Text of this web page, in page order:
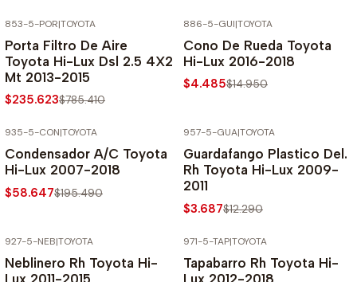
853-5-POR|TOYOTA
Porta Filtro De Aire
Toyota Hi-Lux Dsl 2.5 4X2
Mt 2013-2015
$235.623$785.410
886-5-GUI|TOYOTA
Cono De Rueda Toyota
Hi-Lux 2016-2018
$4.485$14.950
935-5-CON|TOYOTA
Condensador A/C Toyota
Hi-Lux 2007-2018
$58.647$195.490
957-5-GUA|TOYOTA
Guardafango Plastico Del.
Rh Toyota Hi-Lux 2009-
2011
$3.687$12.290
927-5-NEB|TOYOTA
Neblinero Rh Toyota Hi-
Lux 2011-2015
971-5-TAP|TOYOTA
Tapabarro Rh Toyota Hi-
Lux 2012-2018